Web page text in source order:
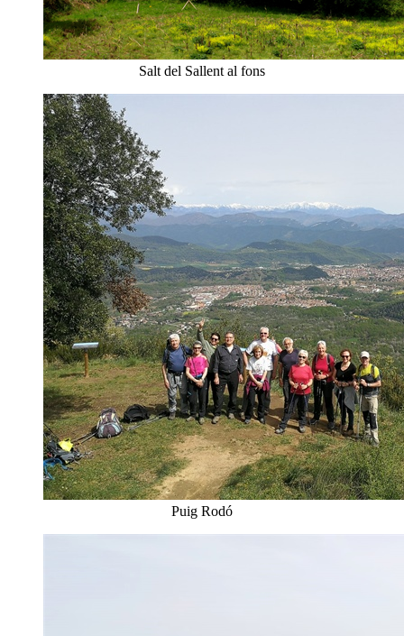
Salt del Sallent al fons
Puig Rodó